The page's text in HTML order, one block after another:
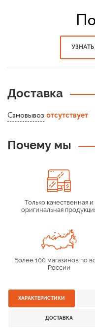
Доставка
Самовывоз отсутствует
Почему мы
Только качественная и
оригинальная
Более 100 магазинов по
России
ХАРАКТЕРИСТИКИ
ДОСТАВКА